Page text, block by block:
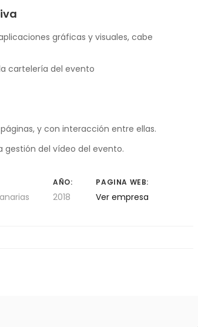
gráficas y visuales, cabe
cartelería del evento
y con interacción entre ellas.
gestión del vídeo del evento.
AÑO:
2018
PAGINA WEB:
Ver empresa